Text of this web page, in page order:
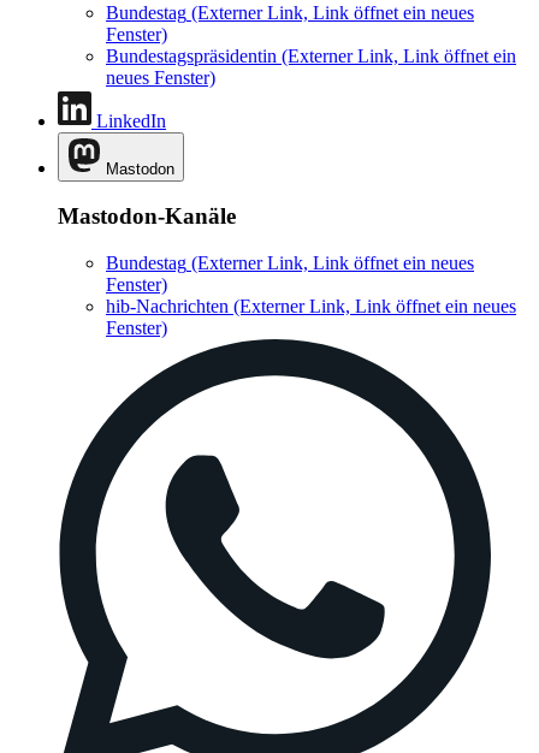
Bundestag (Externer Link, Link öffnet ein neues
Fenster)
Bundestagspräsidentin (Externer Link, Link öffnet ein
neues Fenster)
LinkedIn
Mastodon
Mastodon-Kanäle
Bundestag (Externer Link, Link öffnet ein neues
Fenster)
hib-Nachrichten (Externer Link, Link öffnet ein neues
Fenster)